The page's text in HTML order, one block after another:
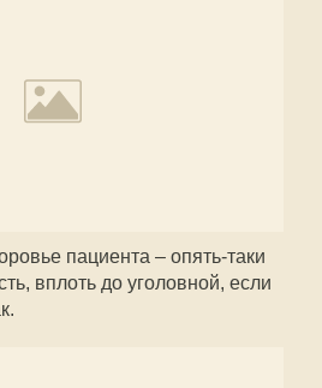
пациента – опять-таки
вплоть до уголовной, если